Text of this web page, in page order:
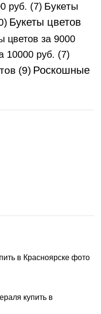
руб. (7) Букеты
Букеты цветов
цветов за 9000
10000 руб. (7)
(9) Роскошные